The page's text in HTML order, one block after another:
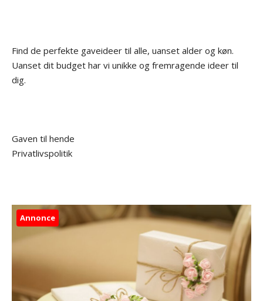
Find de perfekte gaveideer til alle, uanset alder og køn.
Uanset dit budget har vi unikke og fremragende ideer til
dig.
Gaven til hende
Privatlivspolitik
Annonce